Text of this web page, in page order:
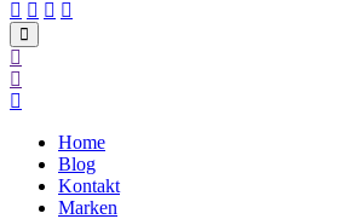
Home
Blog
Kontakt
Marken